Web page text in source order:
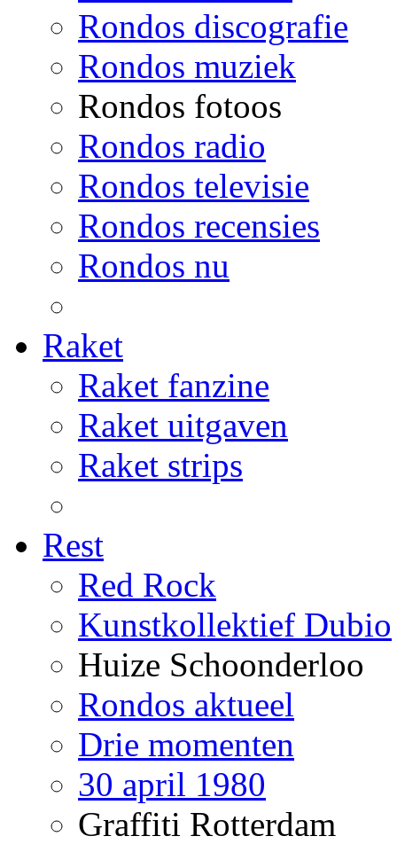
Rondos discografie
Rondos muziek
Rondos fotoos
Rondos radio
Rondos televisie
Rondos recensies
Rondos nu
Raket
Raket fanzine
Raket uitgaven
Raket strips
Rest
Red Rock
Kunstkollektief Dubio
Huize Schoonderloo
Rondos aktueel
Drie momenten
30 april 1980
Graffiti Rotterdam